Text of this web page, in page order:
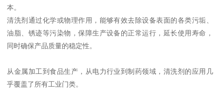
本。
清洗剂通过化学或物理作用，能够有效去除设备表面的各类污垢、
油脂、锈迹等污染物，保障生产设备的正常运行，延长使用寿命，
同时确保产品质量的稳定性。
从金属加工到食品生产，从电力行业到制药领域，清洗剂的应用几
乎覆盖了所有工业门类。